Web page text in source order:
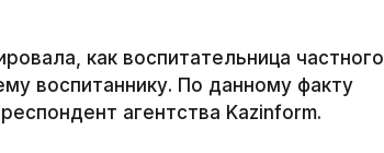
как воспитательница частного
воспитаннику. По данному факту
агентства Kazinform.